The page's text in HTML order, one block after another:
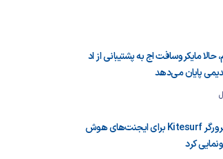
مایکروسافت اج به پشتیبانی از اد
پایان می‌دهد
کلادفلر از مرورگر Kitesurf برای ایجنت‌های هوش
کرد